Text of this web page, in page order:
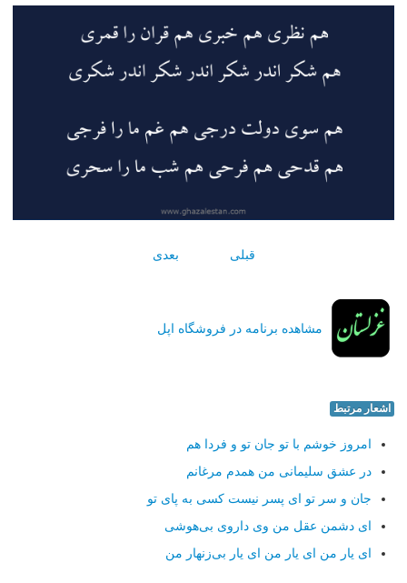
قبلی بعدی
مشاهده برنامه در فروشگاه اپل
اشعار مرتبط
امروز خوشم با تو جان تو و فردا هم
در عشق سلیمانی من همدم مرغانم
جان و سر تو ای پسر نیست كسی به پای تو
ای دشمن عقل من وی داروی بی‌هوشی
ای یار من ای یار من ای یار بی‌زنهار من